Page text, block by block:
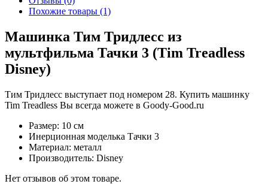
Похожие товары (1)
Машинка Тим Тридлесс из
мультфильма Тачки 3 (Tim Treadless
Disney)
Тим Тридлесс выступает под номером 28. Купить машинку
Tim Treadless Вы всегда можете в Goody-Good.ru
Размер: 10 см
Инерционная моделька Тачки 3
Материал: металл
Производитель: Disney
Нет отзывов об этом товаре.